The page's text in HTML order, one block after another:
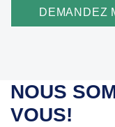
DEMANDEZ
NOUS
VOUS!